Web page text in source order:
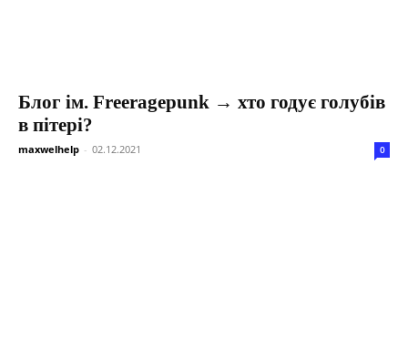
Блог ім. Freeragepunk → хто годує голубів
в пітері?
maxwelhelp - 02.12.2021 0